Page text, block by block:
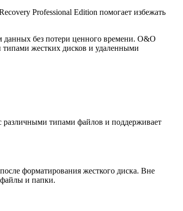
Professional Edition помогает избежать
данных без потери ценного времени. O&O
типами жестких дисков и удаленными
различными типами файлов и поддерживает
форматирования жесткого диска. Вне
файлы и папки.